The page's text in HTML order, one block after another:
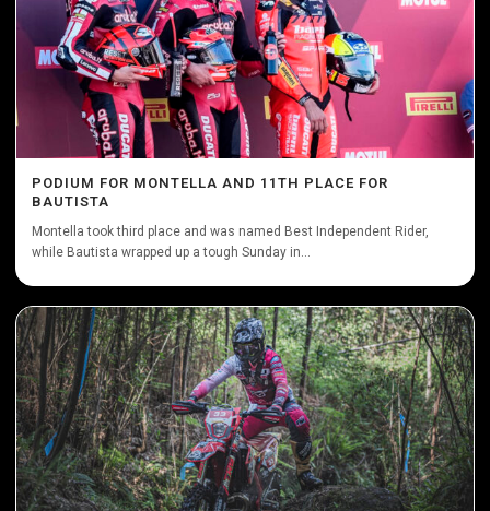
PODIUM FOR MONTELLA AND 11TH PLACE FOR
BAUTISTA
Montella took third place and was named Best Independent Rider,
while Bautista wrapped up a tough Sunday in...